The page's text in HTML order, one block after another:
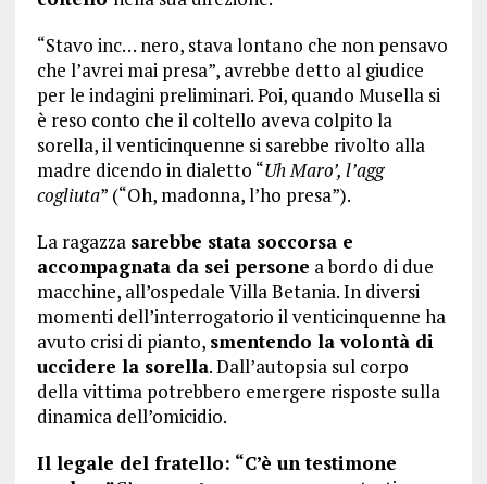
“Stavo inc… nero, stava lontano che non pensavo
che l’avrei mai presa”, avrebbe detto al giudice
per le indagini preliminari. Poi, quando Musella si
è reso conto che il coltello aveva colpito la
sorella, il venticinquenne si sarebbe rivolto alla
madre dicendo in dialetto “Uh Maro’, l’agg
cogliuta” (“Oh, madonna, l’ho presa”).
La ragazza sarebbe stata soccorsa e
accompagnata da sei persone a bordo di due
macchine, all’ospedale Villa Betania. In diversi
momenti dell’interrogatorio il venticinquenne ha
avuto crisi di pianto, smentendo la volontà di
uccidere la sorella. Dall’autopsia sul corpo
della vittima potrebbero emergere risposte sulla
dinamica dell’omicidio.
Il legale del fratello: “C’è un testimone